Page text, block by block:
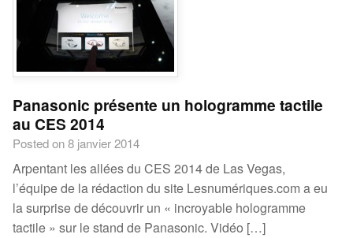
Panasonic présente un hologramme tactile
au CES 2014
Posted on 8 janvier 2014
Arpentant les allées du CES 2014 de Las Vegas,
l’équipe de la rédaction du site Lesnumériques.com a eu
la surprise de découvrir un « incroyable hologramme
tactile » sur le stand de Panasonic. Vidéo […]